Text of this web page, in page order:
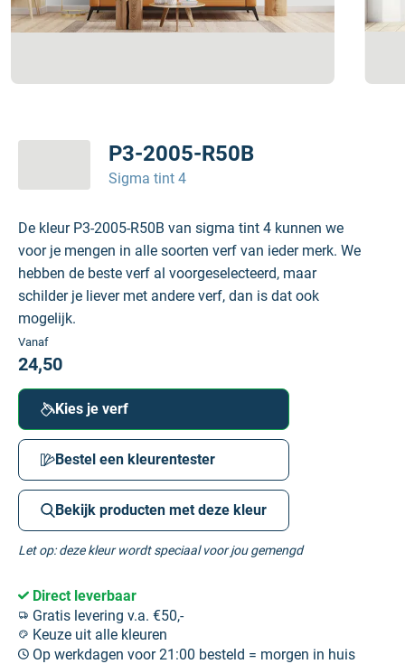
P3-2005-R50B
Sigma tint 4
De kleur P3-2005-R50B van sigma tint 4 kunnen we
voor je mengen in alle soorten verf van ieder merk. We
hebben de beste verf al voorgeselecteerd, maar
schilder je liever met andere verf, dan is dat ook
mogelijk.
Vanaf
24,50
Kies je verf
Bestel een kleurentester
Bekijk producten met deze kleur
Let op: deze kleur wordt speciaal voor jou gemengd
Direct leverbaar
Gratis levering v.a. €50,-
Keuze uit alle kleuren
Op werkdagen voor 21:00 besteld = morgen in huis